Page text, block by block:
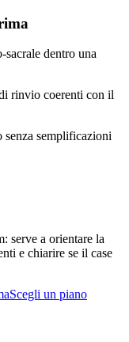
sacrale dentro una
rinvio coerenti con il
senza semplificazioni
serve a orientare la
e chiarire se il case
Scegli un piano